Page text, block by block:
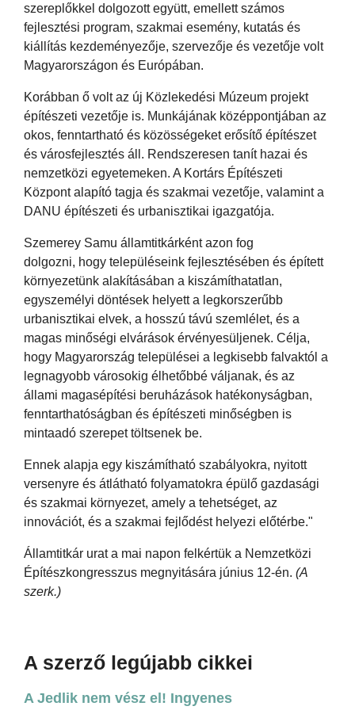
szereplőkkel dolgozott együtt, emellett számos
fejlesztési program, szakmai esemény, kutatás és
kiállítás kezdeményezője, szervezője és vezetője volt
Magyarországon és Európában.
Korábban ő volt az új Közlekedési Múzeum projekt
építészeti vezetője is. Munkájának középpontjában az
okos, fenntartható és közösségeket erősítő építészet
és városfejlesztés áll. Rendszeresen tanít hazai és
nemzetközi egyetemeken. A Kortárs Építészeti
Központ alapító tagja és szakmai vezetője, valamint a
DANU építészeti és urbanisztikai igazgatója.
Szemerey Samu államtitkárként azon fog
dolgozni, hogy településeink fejlesztésében és épített
környezetünk alakításában a kiszámíthatatlan,
egyszemélyi döntések helyett a legkorszerűbb
urbanisztikai elvek, a hosszú távú szemlélet, és a
magas minőségi elvárások érvényesüljenek. Célja,
hogy Magyarország települései a legkisebb falvaktól a
legnagyobb városokig élhetőbbé váljanak, és az
állami magasépítési beruházások hatékonyságban,
fenntarthatóságban és építészeti minőségben is
mintaadó szerepet töltsenek be.
Ennek alapja egy kiszámítható szabályokra, nyitott
versenyre és átlátható folyamatokra épülő gazdasági
és szakmai környezet, amely a tehetséget, az
innovációt, és a szakmai fejlődést helyezi előtérbe."
Államtitkár urat a mai napon felkértük a Nemzetközi
Építészkongresszus megnyitására június 12-én. (A
szerk.)
A szerző legújabb cikkei
A Jedlik nem vész el! Ingyenes